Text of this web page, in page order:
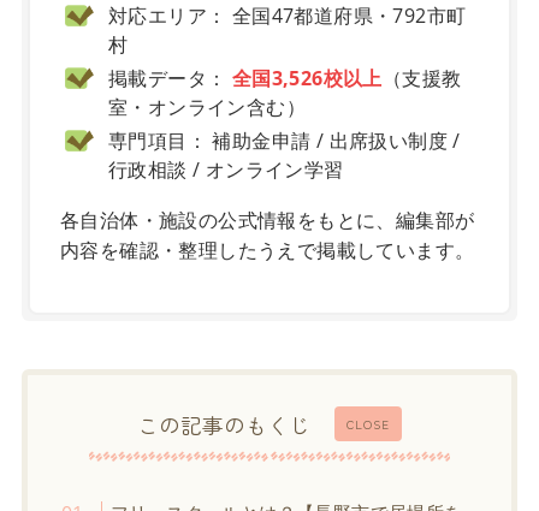
対応エリア： 全国47都道府県・792市町
村
掲載データ： 全国3,526校以上 （支援教
室・オンライン含む）
専門項目： 補助金申請 / 出席扱い制度 /
行政相談 / オンライン学習
各自治体・施設の公式情報をもとに、編集部が
内容を確認・整理したうえで掲載しています。
CLOSE
この記事のもくじ